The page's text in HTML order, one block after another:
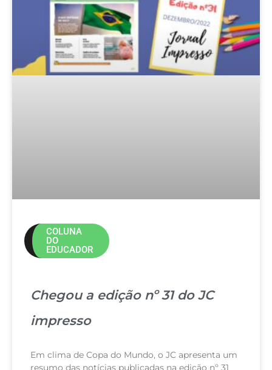
COLUNA
DO
EDUCADOR
Chegou a edição nº 31 do JC
impresso
Em clima de Copa do Mundo, o JC apresenta um
resumo das notícias publicadas na edição nº 31